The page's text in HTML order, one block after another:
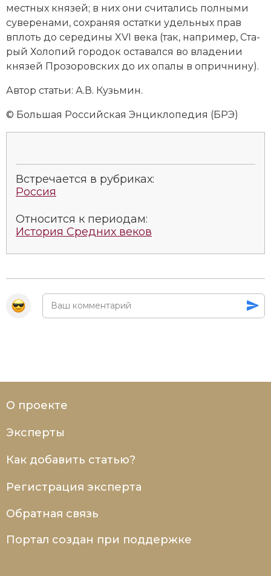
ме­ст­ных кня­зей; в них они счи­та­лись пол­ны­ми
су­ве­ре­на­ми, со­хра­няя ос­тат­ки удель­ных прав
вплоть до середины XVI века (так, например, Ста­
рый Хо­ло­пий городок ос­та­вал­ся во вла­де­нии
кня­зей Про­зо­ров­ских до их опалы в оп­рич­ни­ну).
Автор статьи: А.В. Кузь­мин.
© Большая Российская Энциклопедия (БРЭ)
Встречается в рубриках:
Россия
Относится к периодам:
История Средних веков
О проекте
Эксперты
Как добавить статью?
Регистрация эксперта
Обратная связь
Портал создан при поддержке